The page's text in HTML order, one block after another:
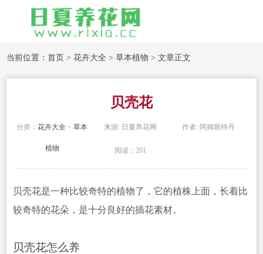
当前位置：首页 >花卉大全 >草本植物 > 文章正文
贝壳花
分类：花卉大全 >草本
植物
来源: 日夏养花网 作者: 阿姆斯特丹
阅读：201
贝壳花是一种比较奇特的植物了，它的植株上面，长着比
较奇特的花朵，是十分良好的插花素材。
贝壳花怎么养